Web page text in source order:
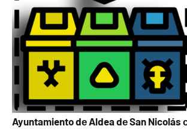
Ayuntamiento dе Aldea dе San Nicolás